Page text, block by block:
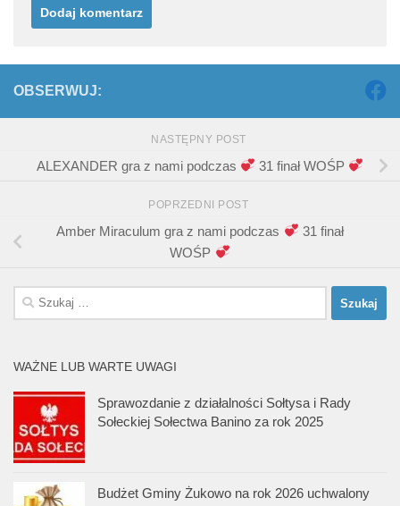
OBSERWUJ:
NASTĘPNY POST
ALEXANDER gra z nami podczas 31 finał WOŚP
POPRZEDNI POST
Amber Miraculum gra z nami podczas
31 finał
WOŚP
Szukaj:
WAŻNE LUB WARTE UWAGI
Sprawozdanie z działalności Sołtysa i Rady
Sołeckiej Sołectwa Banino za rok 2025
Budżet Gminy Żukowo na rok 2026 uchwalony